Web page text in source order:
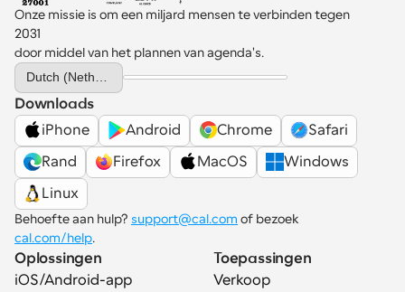
Onze missie is om een miljard mensen te verbinden tegen
2031
door middel van het plannen van agenda's.
Select Language
Dutch (Netherlands)
Downloads
iPhone
Android Chrome
Safari
Rand
Firefox MacOS
Windows
Linux
Behoefte aan hulp? support@cal.com
cal.com/help.
Oplossingen
iOS/Android-app
Toepassingen
Verkoop